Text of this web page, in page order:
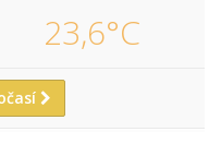
23,6°C